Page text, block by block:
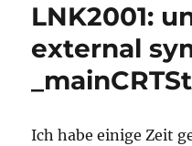
LNK2001:
external
Ich habe einige Zeit